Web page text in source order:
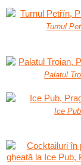
Turnul
Palatul
Ice Pub